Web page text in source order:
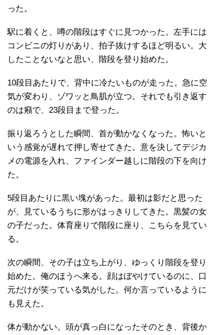
った。
駅に着くと、噂の階段はすぐに見つかった。左手には
コンビニの灯りがあり、拍子抜けするほど明るい。大
したことないなと思い、階段を登り始めた。
10段目あたりで、背中に冷たいものが走った。急に空
気が変わり、ゾワッと鳥肌が立つ。それでも引き返す
のは癪で、23段目まで登った。
振り返ろうとした瞬間、首が動かなくなった。怖いと
いう感覚が遅れて押し寄せてきた。意を決してデジカ
メの電源を入れ、ファインダー越しに階段の下を向け
た。
5段目あたりに黒い塊があった。最初は影だと思った
が、見ているうちに形がはっきりしてきた。黒髪の女
の子だった。体育座りで階段に座り、こちらを見てい
る。
次の瞬間、その子は立ち上がり、ゆっくり階段を登り
始めた。俺のほうへ来る。顔はぼやけているのに、口
元だけが笑っている気がした。何か言っているように
も見えた。
体が動かない。頭が真っ白になったそのとき、背後か